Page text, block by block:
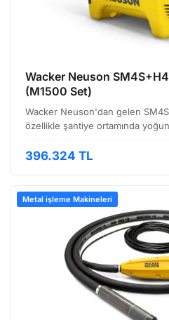
Wacker Neuson
(M1500 Set)
Wacker Neuson'dan gelen
özellikle şantiye ortamında
gelen bu vibratör, beton
396.324 TL
Metal işleme Makineleri